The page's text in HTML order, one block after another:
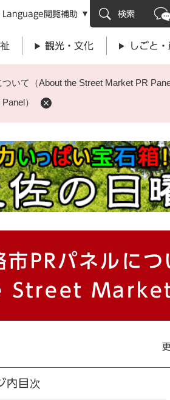
メニューを飛ばして本文へ
Language 閲覧補助 検索
観光・文化 しごと
いて（About the Street Market PR Panel
）
市PRパネルに
Street Market
内目次